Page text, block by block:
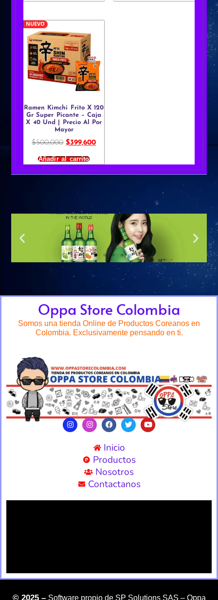
NUEVO
Ramen Kimchi Frito X 120
Gr Super Picante – Caja
X 40 Und | Precio Al Por
Mayor
$500,000 $399,600
Añadir al carrito
Oppa Store Colombia
Somos una tienda Online de Productos Coreanos en
Colombia. Exclusivamente pensando en ti.
Inicio
Productos
Nosotros
Contactanos
©2025 – Software propio de SP Solutions SAS – Oppa